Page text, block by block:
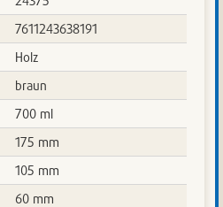
7611243638191
Holz
braun
700 ml
175 mm
105 mm
60 mm